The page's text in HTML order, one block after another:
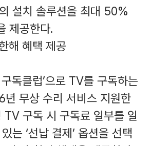
설치 솔루션을 최대 50%
제공한다.
해 혜택 제공
독클럽’으로 TV를 구독하는
년 무상 수리 서비스 지원한
TV 구독 시 구독료 일부를 일
는 ‘선납 결제’ 옵션을 선택